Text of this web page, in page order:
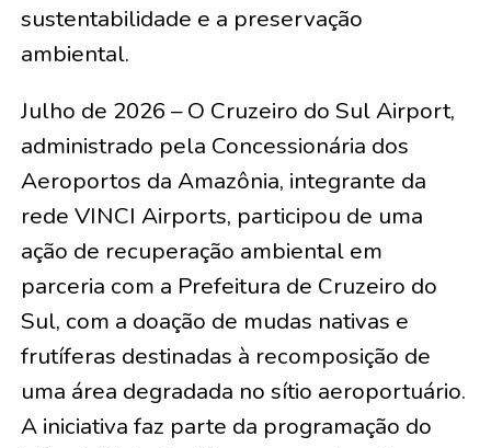
sustentabilidade e a preservação
ambiental.
Julho de 2026 – O Cruzeiro do Sul Airport,
administrado pela Concessionária dos
Aeroportos da Amazônia, integrante da
rede VINCI Airports, participou de uma
ação de recuperação ambiental em
parceria com a Prefeitura de Cruzeiro do
Sul, com a doação de mudas nativas e
frutíferas destinadas à recomposição de
uma área degradada no sítio aeroportuário.
A iniciativa faz parte da programação do